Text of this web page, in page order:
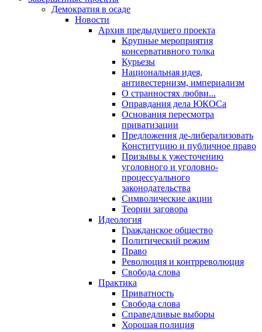
Демократия в осаде
Новости
Архив предыдущего проекта
Крупные мероприятия
консервативного толка
Курьезы
Национальная идея,
антивестернизм, империализм
О странностях любви...
Оправдания дела ЮКОСа
Основания пересмотра
приватизации
Предложения де-либерализовать
Конституцию и публичное право
Призывы к ужесточению
уголовного и уголовно-
процессуального
законодательства
Символические акции
Теории заговора
Идеология
Гражданское общество
Политический режим
Право
Революция и контрреволюция
Свобода слова
Практика
Приватность
Свобода слова
Справедливые выборы
Хорошая полиция